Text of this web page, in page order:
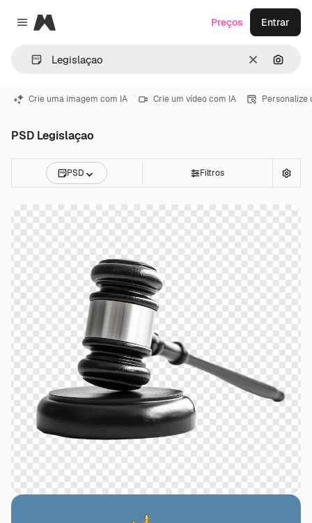
Close menu
Magnific
Limpar
Preços Entrar
Crie uma imagem com IA Crie um vídeo com IA Personalize
PSD Legislaçao
PSD Filtros